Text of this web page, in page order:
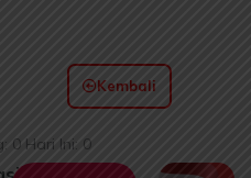
Kembali
0 Hari Ini: 0